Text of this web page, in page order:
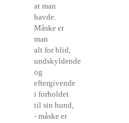
at man
havde.
Måske er
man
alt for blid,
undskyldende
og
eftergivende
i forholdet
til sin hund,
- måske er